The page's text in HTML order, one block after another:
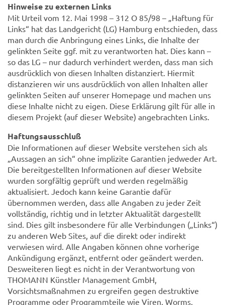
Hinweise zu externen Links
Mit Urteil vom 12. Mai 1998 – 312 O 85/98 – „Haftung für
Links“ hat das Landgericht (LG) Hamburg entschieden, dass
man durch die Anbringung eines Links, die Inhalte der
gelinkten Seite ggf. mit zu verantworten hat. Dies kann –
so das LG – nur dadurch verhindert werden, dass man sich
ausdrücklich von diesen Inhalten distanziert. Hiermit
distanzieren wir uns ausdrücklich von allen Inhalten aller
gelinkten Seiten auf unserer Homepage und machen uns
diese Inhalte nicht zu eigen. Diese Erklärung gilt für alle in
diesem Projekt (auf dieser Website) angebrachten Links.
Haftungsausschluß
Die Informationen auf dieser Website verstehen sich als
„Aussagen an sich“ ohne implizite Garantien jedweder Art.
Die bereitgestellten Informationen auf dieser Website
wurden sorgfältig geprüft und werden regelmäßig
aktualisiert. Jedoch kann keine Garantie dafür
übernommen werden, dass alle Angaben zu jeder Zeit
vollständig, richtig und in letzter Aktualität dargestellt
sind. Dies gilt insbesondere für alle Verbindungen („Links“)
zu anderen Web Sites, auf die direkt oder indirekt
verwiesen wird. Alle Angaben können ohne vorherige
Ankündigung ergänzt, entfernt oder geändert werden.
Desweiteren liegt es nicht in der Verantwortung von
THOMANN Künstler Management GmbH,
Vorsichtsmaßnahmen zu ergreifen gegen destruktive
Programme oder Programmteile wie Viren, Worms,